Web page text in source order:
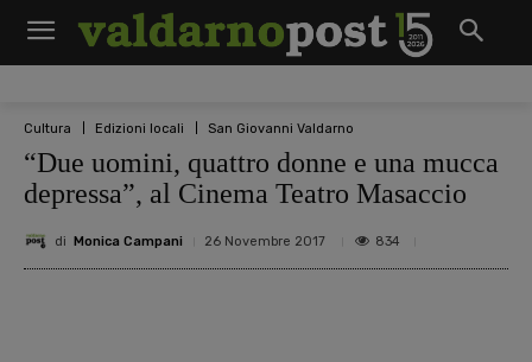
Cultura Edizioni locali San Giovanni Valdarno
“Due uomini, quattro donne e una mucca
depressa”, al Cinema Teatro Masaccio
di Monica Campani 26 Novembre 2017 834